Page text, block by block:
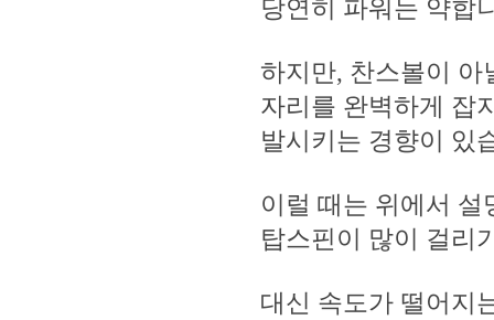
당연히 파워는 약합
하지만, 찬스볼이 아
자리를 완벽하게 잡
발시키는 경향이 있
이럴 때는 위에서
탑스핀이 많이 걸리
대신 속도가 떨어지